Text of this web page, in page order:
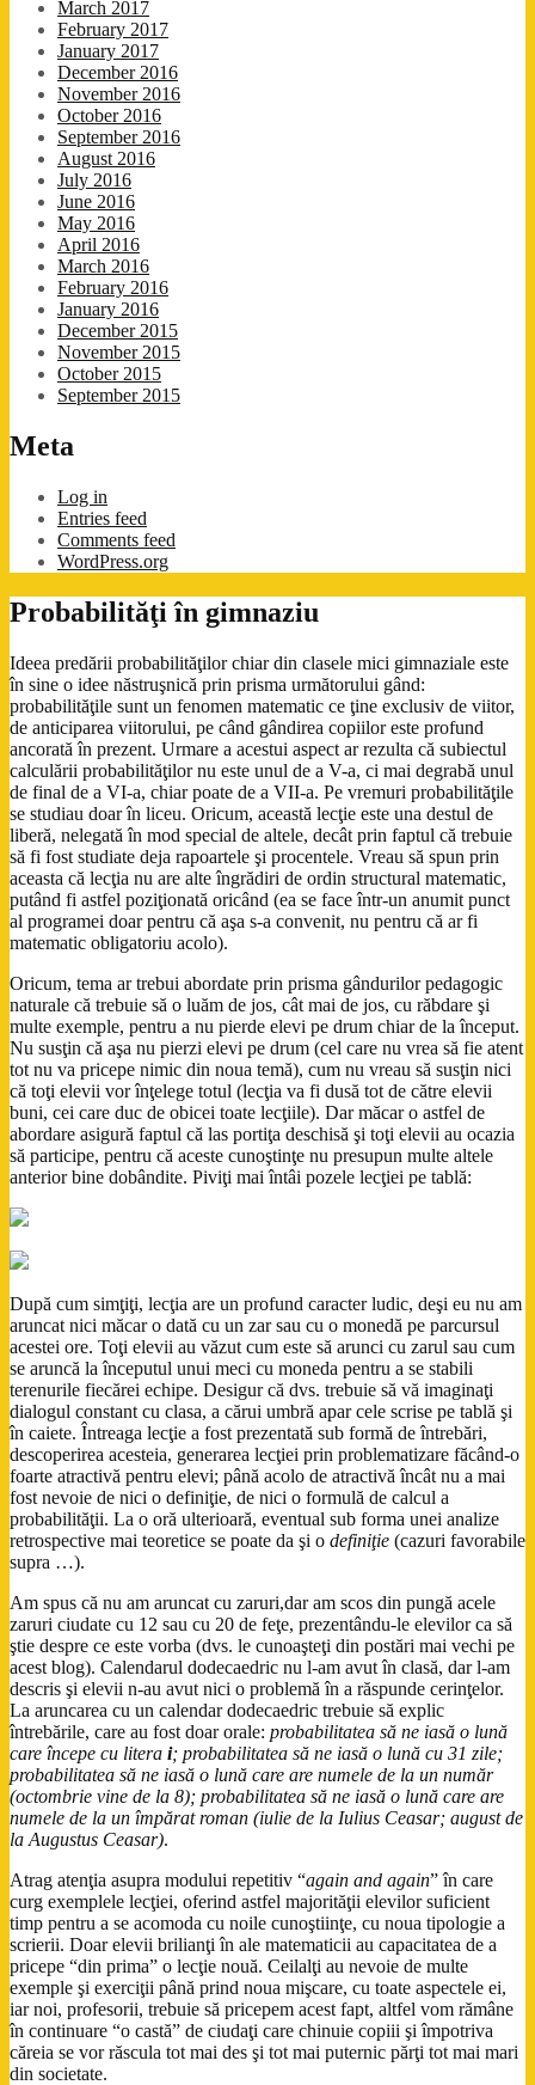
March 2017
February 2017
January 2017
December 2016
November 2016
October 2016
September 2016
August 2016
July 2016
June 2016
May 2016
April 2016
March 2016
February 2016
January 2016
December 2015
November 2015
October 2015
September 2015
Meta
Log in
Entries feed
Comments feed
WordPress.org
Probabilităţi în gimnaziu
Ideea predării probabilităţilor chiar din clasele mici gimnaziale este
în sine o idee năstruşnică prin prisma următorului gând:
probabilităţile sunt un fenomen matematic ce ţine exclusiv de viitor,
de anticiparea viitorului, pe când gândirea copiilor este profund
ancorată în prezent. Urmare a acestui aspect ar rezulta că subiectul
calculării probabilităţilor nu este unul de a V-a, ci mai degrabă unul
de final de a VI-a, chiar poate de a VII-a. Pe vremuri probabilităţile
se studiau doar în liceu. Oricum, această lecţie este una destul de
liberă, nelegată în mod special de altele, decât prin faptul că trebuie
să fi fost studiate deja rapoartele şi procentele. Vreau să spun prin
aceasta că lecţia nu are alte îngrădiri de ordin structural matematic,
putând fi astfel poziţionată oricând (ea se face într-un anumit punct
al programei doar pentru că aşa s-a convenit, nu pentru că ar fi
matematic obligatoriu acolo).
Oricum, tema ar trebui abordate prin prisma gândurilor pedagogic
naturale că trebuie să o luăm de jos, cât mai de jos, cu răbdare şi
multe exemple, pentru a nu pierde elevi pe drum chiar de la început.
Nu susţin că aşa nu pierzi elevi pe drum (cel care nu vrea să fie atent
tot nu va pricepe nimic din noua temă), cum nu vreau să susţin nici
că toţi elevii vor înţelege totul (lecţia va fi dusă tot de către elevii
buni, cei care duc de obicei toate lecţiile). Dar măcar o astfel de
abordare asigură faptul că las portiţa deschisă şi toţi elevii au ocazia
să participe, pentru că aceste cunoştinţe nu presupun multe altele
anterior bine dobândite. Piviţi mai întâi pozele lecţiei pe tablă:
După cum simţiţi, lecţia are un profund caracter ludic, deşi eu nu am
aruncat nici măcar o dată cu un zar sau cu o monedă pe parcursul
acestei ore. Toţi elevii au văzut cum este să arunci cu zarul sau cum
se aruncă la începutul unui meci cu moneda pentru a se stabili
terenurile fiecărei echipe. Desigur că dvs. trebuie să vă imaginaţi
dialogul constant cu clasa, a cărui umbră apar cele scrise pe tablă şi
în caiete. Întreaga lecţie a fost prezentată sub formă de întrebări,
descoperirea acesteia, generarea lecţiei prin problematizare făcând-o
foarte atractivă pentru elevi; până acolo de atractivă încât nu a mai
fost nevoie de nici o definiţie, de nici o formulă de calcul a
probabilităţii. La o oră ulterioară, eventual sub forma unei analize
retrospective mai teoretice se poate da şi o definiţie (cazuri favorabile
supra …).
Am spus că nu am aruncat cu zaruri,dar am scos din pungă acele
zaruri ciudate cu 12 sau cu 20 de feţe, prezentându-le elevilor ca să
ştie despre ce este vorba (dvs. le cunoaşteţi din postări mai vechi pe
acest blog). Calendarul dodecaedric nu l-am avut în clasă, dar l-am
descris şi elevii n-au avut nici o problemă în a răspunde cerinţelor.
La aruncarea cu un calendar dodecaedric trebuie să explic
întrebările, care au fost doar orale: probabilitatea să ne iasă o lună
care începe cu litera i; probabilitatea să ne iasă o lună cu 31 zile;
probabilitatea să ne iasă o lună care are numele de la un număr
(octombrie vine de la 8); probabilitatea să ne iasă o lună care are
numele de la un împărat roman (iulie de la Iulius Ceasar; august de
la Augustus Ceasar).
Atrag atenţia asupra modului repetitiv “again and again” în care
curg exemplele lecţiei, oferind astfel majorităţii elevilor suficient
timp pentru a se acomoda cu noile cunoştiinţe, cu noua tipologie a
scrierii. Doar elevii brilianţi în ale matematicii au capacitatea de a
pricepe “din prima” o lecţie nouă. Ceilalţi au nevoie de multe
exemple şi exerciţii până prind noua mişcare, cu toate aspectele ei,
iar noi, profesorii, trebuie să pricepem acest fapt, altfel vom rămâne
în continuare “o castă” de ciudaţi care chinuie copiii şi împotriva
căreia se vor răscula tot mai des şi tot mai puternic părţi tot mai mari
din societate.